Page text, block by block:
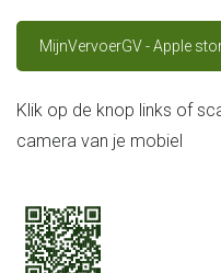
MijnVervoerGV - Apple
Klik op de knop links of
camera van je mobiel